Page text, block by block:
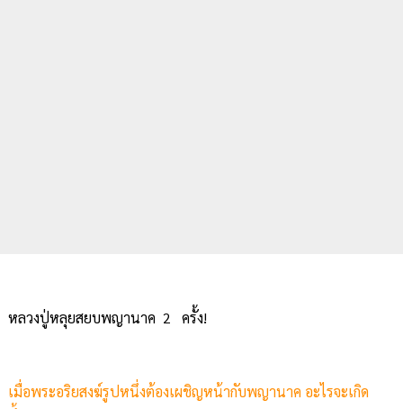
หลวงปู่หลุยสยบพญานาค 2 ครั้ง!
เมื่อพระอริยสงฆ์รูปหนึ่งต้องเผชิญหน้ากับพญานาค อะไรจะเกิด